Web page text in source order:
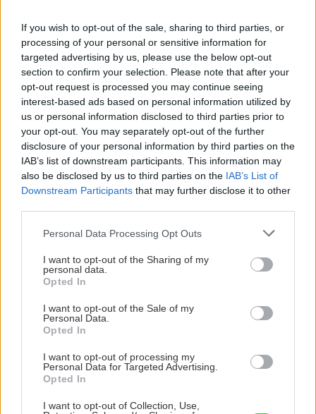
If you wish to opt-out of the sale, sharing to third parties, or
processing of your personal or sensitive information for
targeted advertising by us, please use the below opt-out
section to confirm your selection. Please note that after your
opt-out request is processed you may continue seeing
interest-based ads based on personal information utilized by
us or personal information disclosed to third parties prior to
your opt-out. You may separately opt-out of the further
disclosure of your personal information by third parties on the
IAB’s list of downstream participants. This information may
also be disclosed by us to third parties on the IAB’s List of
Downstream Participants that may further disclose it to other
Please note that this website/app uses one or more Google
not limited to your visit or usage behaviour. You may click to
grant or deny consent to Google and its third-party tags to
use your data for below specified purposes in below Google
consent section.
Personal Data Processing Opt Outs
I want to opt-out of the Sharing of my
personal data.
Opted In
I want to opt-out of the Sale of my
Personal Data.
Opted In
I want to opt-out of processing my
Personal Data for Targeted Advertising.
Opted In
I want to opt-out of Collection, Use,
Čaká vás rekonštrukcia?
Poradíme vám možnosti jej
financovania
Aktuality
(Aktualizácia) Ako získať až
19-tisíc eur na
rekonštrukciu vášho
rodinného domu?
Stavba domu
Stavať môže byť ľahko
Môj dom
Dokedy porastú úroky